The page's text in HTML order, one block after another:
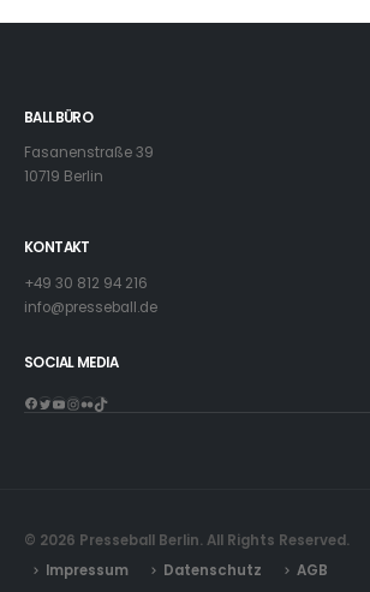
BALLBÜRO
Fasanenstraße 39
10719 Berlin
KONTAKT
+49 30 812 94 216
info@presseball.de
SOCIAL MEDIA
Facebook
Twitter
YouTube
Instagram
FlickrTikTok
© 2026 Presseball Berlin. All Rights Reserved.
Impressum
Datenschutz AGB